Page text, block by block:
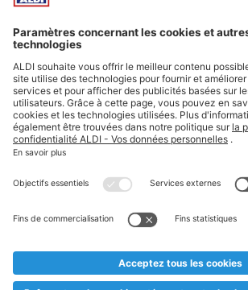
Suivez ALDI Belgique
Textes marqués d'un astérisque et mentions
* Nous vendons ces articles temporairement
au cas où, malgré le planning bien étudié,
prématurément en rupture de stock. Prix
** Sur ce site, l’utilisation de la forme